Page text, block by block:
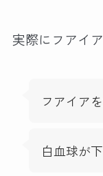
実際にフアイ
フアイア
白血球が